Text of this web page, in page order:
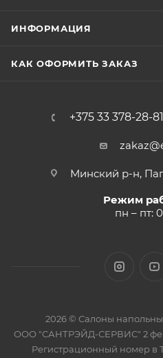
ИНФОРМАЦИЯ
КАК ОФОРМИТЬ ЗАКАЗ
+375 33 378-28-81
Минский р-н,
Режим
пн – пт:
2026 © Салоны
ООО "САНТРЭЙД-СЕРВИС" 2
Регистрационный номер в